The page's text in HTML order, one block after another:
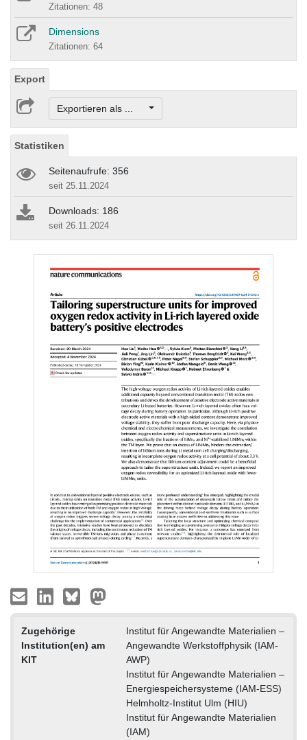
Zitationen: 48
Dimensions
Zitationen: 64
Export
Exportieren als ...
Statistiken
Seitenaufrufe: 356
seit 25.11.2024
Downloads: 186
seit 26.11.2024
Zugehörige
Institution(en) am
KIT
Institut für Angewandte Materialien –
Angewandte Werkstoffphysik (IAM-
AWP)
Institut für Angewandte Materialien –
Energiespeichersysteme (IAM-ESS)
Helmholtz-Institut Ulm (HIU)
Institut für Angewandte Materialien
(IAM)